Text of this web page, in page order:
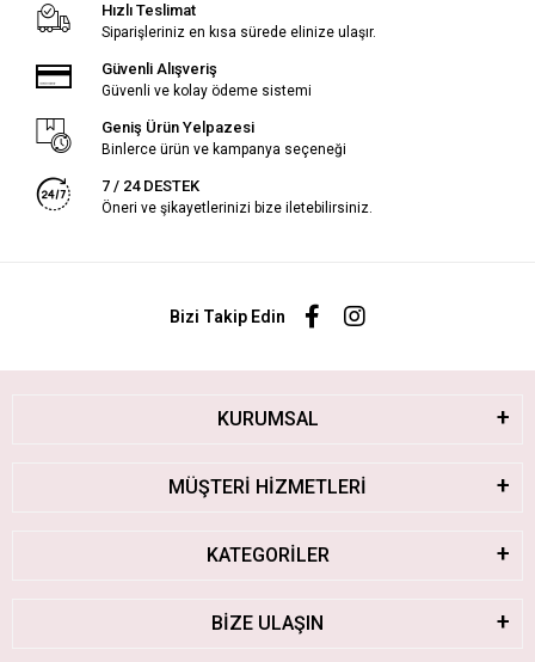
Hızlı Teslimat
Siparişleriniz en kısa sürede elinize ulaşır.
Güvenli Alışveriş
Güvenli ve kolay ödeme sistemi
Geniş Ürün Yelpazesi
Binlerce ürün ve kampanya seçeneği
7 / 24 DESTEK
Öneri ve şikayetlerinizi bize iletebilirsiniz.
Bizi Takip Edin
KURUMSAL
MÜŞTERİ HİZMETLERİ
KATEGORİLER
BİZE ULAŞIN